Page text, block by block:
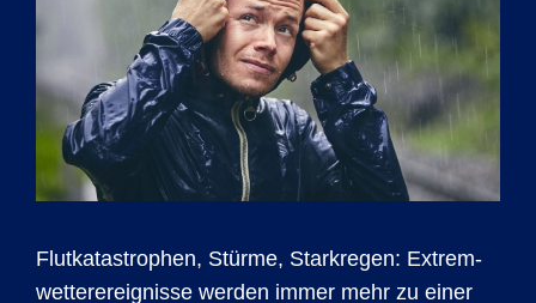
Flutkatas­trophen, Stürme, Starkregen: Extrem­
wetter­ereig­nisse werden immer mehr zu einer